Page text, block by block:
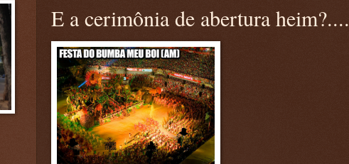
E a cerimônia de abertura heim?....